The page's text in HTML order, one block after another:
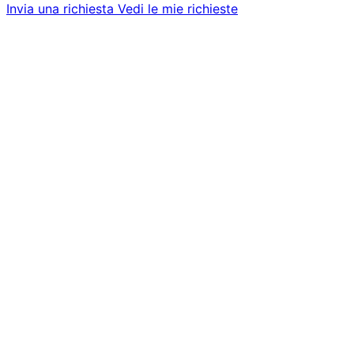
Invia una richiesta Vedi le mie richieste